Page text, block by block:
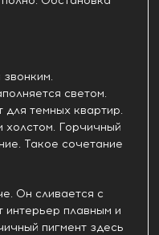
светом.
темных квартир.
Горчичный
Такое сочетание
Он сливается с
интерьер плавным и
пигмент здесь